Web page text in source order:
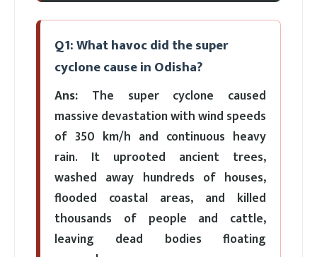
Q1: What havoc did the super
cyclone cause in Odisha?
Ans: The super cyclone caused
massive devastation with wind speeds
of 350 km/h and continuous heavy
rain. It uprooted ancient trees,
washed away hundreds of houses,
flooded coastal areas, and killed
thousands of people and cattle,
leaving dead bodies floating